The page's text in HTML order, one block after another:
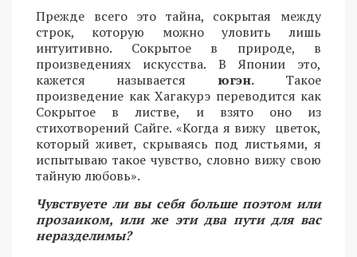
Прежде всего это тайна, сокрытая между
строк, которую можно уловить лишь
интуитивно. Сокрытое в природе, в
произведениях искусства. В Японии это,
кажется называется югэн.Такое
произведение как Хагакурэ переводится как
Сокрытое в листве, и взято оно из
стихотворений Сайге. «Когда я вижу цветок,
который живет, скрываясь под листьями, я
испытываю такое чувство, словно вижу свою
тайную любовь».
Чувствуете ли вы себя больше поэтом или
прозаиком, или же эти два пути для вас
неразделимы?